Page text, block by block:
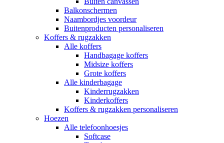
Balkonschermen
Naambordjes voordeur
Buitenproducten personaliseren
Koffers & rugzakken
Alle koffers
Handbagage koffers
Midsize koffers
Grote koffers
Alle kinderbagage
Kinderrugzakken
Kinderkoffers
Koffers & rugzakken personaliseren
Hoezen
Alle telefoonhoesjes
Softcase